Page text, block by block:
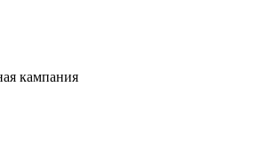
кампания